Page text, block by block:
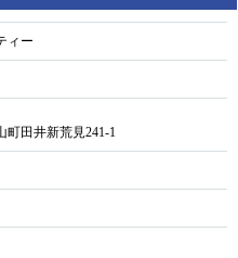
ィー
町田井新荒見241-1